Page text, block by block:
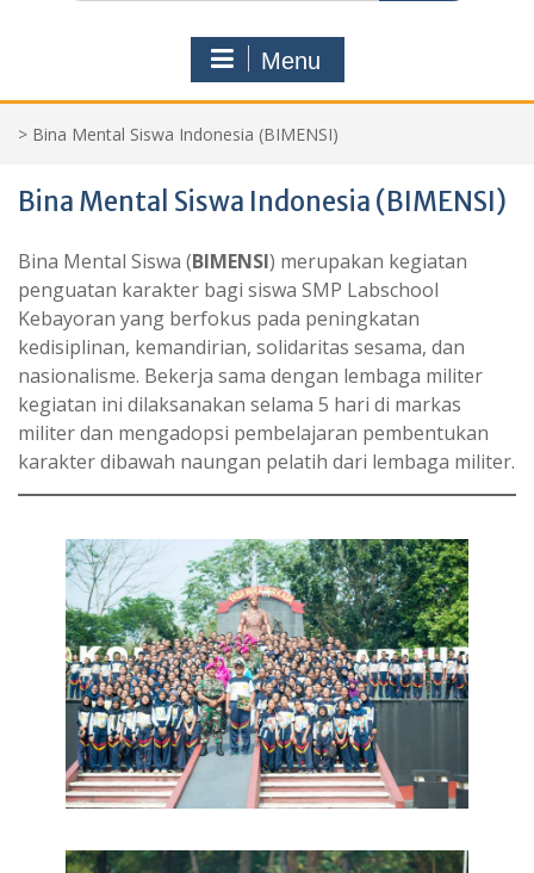
Menu
> Bina Mental Siswa Indonesia (BIMENSI)
Bina Mental Siswa Indonesia (BIMENSI)
Bina Mental Siswa (BIMENSI) merupakan kegiatan
penguatan karakter bagi siswa SMP Labschool
Kebayoran yang berfokus pada peningkatan
kedisiplinan, kemandirian, solidaritas sesama, dan
nasionalisme. Bekerja sama dengan lembaga militer
kegiatan ini dilaksanakan selama 5 hari di markas
militer dan mengadopsi pembelajaran pembentukan
karakter dibawah naungan pelatih dari lembaga militer.